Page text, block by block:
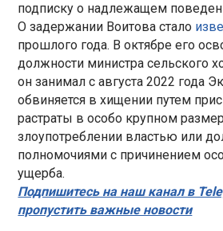
подписку о надлежащем
О задержании Воитова стало
прошлого года. В октябре его
должности министра сельского
он занимал с августа 2022 года
обвиняется в хищении путем
растраты в особо крупном
злоупотреблении властью или
полномочиями с причинением
ущерба.
Подпишитесь на наш канал в
пропустить важные новости